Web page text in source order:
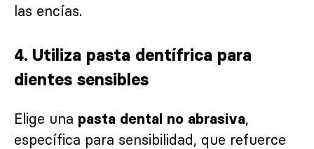
las encías.
4. Utiliza pasta dentífrica para
dientes sensibles
Elige una pasta dental no abrasiva,
específica para sensibilidad, que refuerce